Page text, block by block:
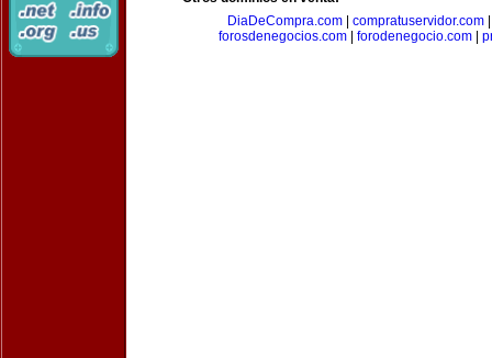
DiaDeCompra.com
compratuservidor.com
forosdenegocios.com
forodenegocio.com